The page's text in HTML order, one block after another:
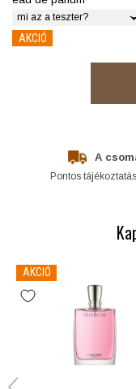
mi az a teszter?
AKCIÓ
A
Pontos
AKCIÓ